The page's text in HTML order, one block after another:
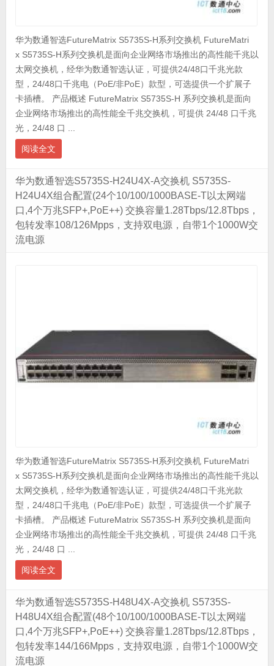
华为数通智选FutureMatrix S5735S-H系列交换机 FutureMatri
x S5735S-H系列交换机是面向企业网络市场推出的高性能千兆以
太网交换机，经华为数通智选认证，可提供24/48口千兆光款
型，24/48口千兆电（PoE/非PoE）款型，可选提供一个扩展子
卡插槽。 产品概述 FutureMatrix S5735S-H 系列交换机是面向
企业网络市场推出的高性能全千兆交换机，可提供 24/48 口千兆
光，24/48 口 ...
阅读全文
华为数通智选S5735S-H24U4X-A交换机 S5735S-
H24U4X组合配置(24个10/100/1000BASE-T以太网端
口,4个万兆SFP+,PoE++) 交换容量1.28Tbps/12.8Tbps，
包转发率108/126Mpps，支持双电源，自带1个1000W交
流电源
华为数通智选FutureMatrix S5735S-H系列交换机 FutureMatri
x S5735S-H系列交换机是面向企业网络市场推出的高性能千兆以
太网交换机，经华为数通智选认证，可提供24/48口千兆光款
型，24/48口千兆电（PoE/非PoE）款型，可选提供一个扩展子
卡插槽。 产品概述 FutureMatrix S5735S-H 系列交换机是面向
企业网络市场推出的高性能全千兆交换机，可提供 24/48 口千兆
光，24/48 口 ...
阅读全文
华为数通智选S5735S-H48U4X-A交换机 S5735S-
H48U4X组合配置(48个10/100/1000BASE-T以太网端
口,4个万兆SFP+,PoE++) 交换容量1.28Tbps/12.8Tbps，
包转发率144/166Mpps，支持双电源，自带1个1000W交
流电源